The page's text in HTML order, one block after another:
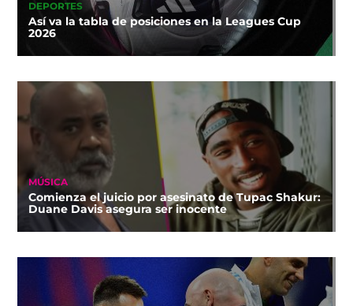
DEPORTES
Así va la tabla de posiciones en la Leagues Cup
2026
MÚSICA
Comienza el juicio por asesinato de Tupac Shakur:
Duane Davis asegura ser inocente